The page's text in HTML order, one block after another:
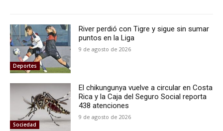
Deportes
River perdió con Tigre y sigue sin sumar
puntos en la Liga
9 de agosto de 2026
Sociedad
El chikungunya vuelve a circular en Costa
Rica y la Caja del Seguro Social reporta
438 atenciones
9 de agosto de 2026